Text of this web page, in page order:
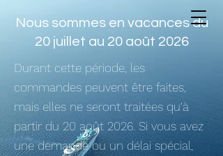
Nous sommes en vacances du
20 juillet au 20 août 2026
Durant cette période, les
commandes peuvent être faites,
mais elles ne seront traitées qu'à
partir du 20 août 2026. Si vous avez
une demande ou un délai spécial,